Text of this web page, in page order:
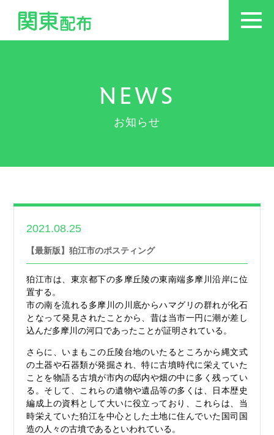
NEWS
お知らせ
2021.08.25
【最新版】狛江市のポスティング
狛江市は、東京都下の多摩丘陵の東南端多摩川沿岸に位
置する。
市の南を流れる多摩川の川底からハマグリの群れが化石
となって発見されたことから、昔は当市一円に潮が差し
込んだ多摩川の河口であったことが証明されている。
さらに、いまもこの丘陵台地のいたるところから縄文式
の土器や石器類が発掘され、特に古墳時代に栄えていた
ことを物語る古墳が市内の邸内や畑の中に多く残ってい
る。そして、これらの遺物や遺品等の多くは、日本歴史
編成上の資料として大いに役立っており、これらは、当
時栄えていた狛江を中心とした土地に住んでいた国司国
造の人々の古墳であるといわれている。